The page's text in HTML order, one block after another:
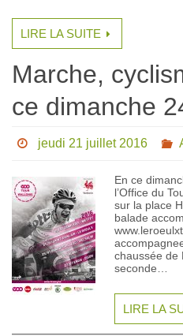
LIRE LA SUITE
Marche,
ce dimanche
jeudi 21 juillet 2016
En ce
l’Office du
sur la place
balade
chaussée de
seconde…
LIRE LA